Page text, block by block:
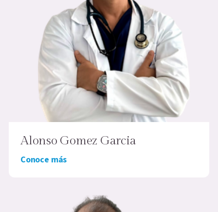
Alonso Gomez Garcia
Conoce más